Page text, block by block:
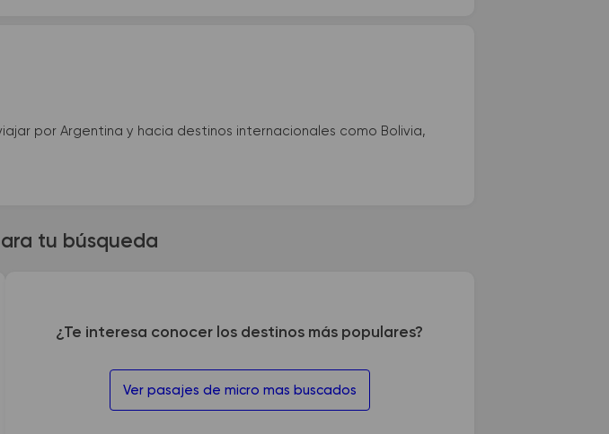
por Argentina y hacia destinos internacionales como Bolivia,
tu búsqueda
¿Te interesa conocer los destinos más populares?
Ver pasajes de micro mas buscados